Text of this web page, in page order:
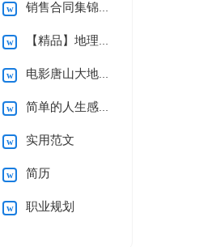
销售合同集锦9篇
【精品】地理教学总结3篇
电影唐山大地震观后感
简单的人生感言语录合集47条
实用范文
简历
职业规划